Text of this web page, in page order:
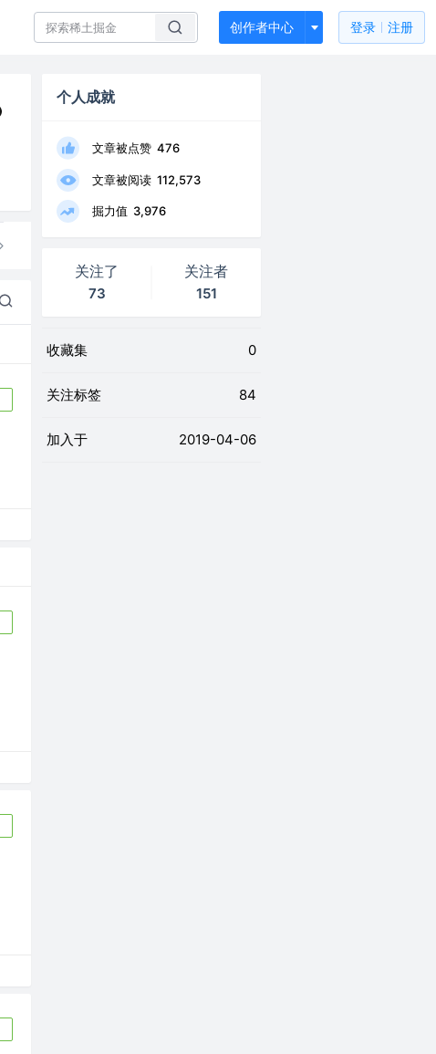
创作者中心 登录 注册
个人成就
文章被点赞 476
文章被阅读 112,573
掘力值 3,976
关注了
73
关注者
151
收藏集 0
关注标签 84
加入于 2019-04-06